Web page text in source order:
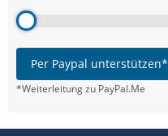
Per Paypal unterstützen*
*Weiterleitung zu PayPal.Me